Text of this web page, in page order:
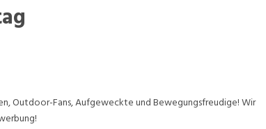
Outdoor-Fans, Aufgeweckte und Bewegungsfreudige! Wir